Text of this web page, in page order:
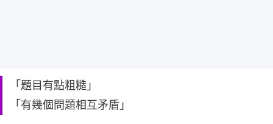
「題目有點粗糙」
「有幾個問題相互矛盾」